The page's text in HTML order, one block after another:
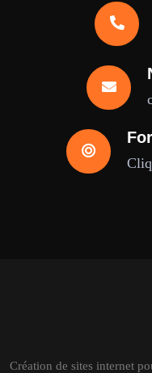
Création de sites internet